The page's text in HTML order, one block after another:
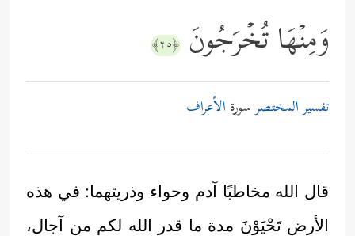
وَمِنۡهَا تُخۡرَجُونَ ﴿٢٥﴾
تفسير المختصرسورة الأعراف
قال الله مخاطبًا آدم وحواء وذريتهما: في هذه
الأرض تَحْيَوْنَ مدة ما قدر الله لكم من آجال،